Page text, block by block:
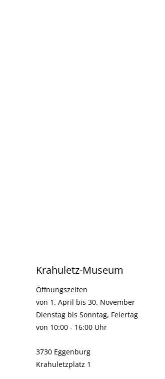
Krahuletz-Museum
Öffnungszeiten
von 1. April bis 30. November
Dienstag bis Sonntag, Feiertag
von 10:00 - 16:00 Uhr
3730 Eggenburg
Krahuletzplatz 1